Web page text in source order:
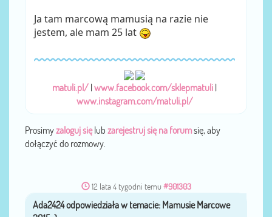
Ja tam marcową mamusią na razie nie
jestem, ale mam 25 lat
matuli.pl/ |www.facebook.com/sklepmatuli |
www.instagram.com/matuli.pl/
Prosimyzaloguj sięlub zarejestruj się na forumsię, aby
dołączyć do rozmowy.
12 lata 4 tygodni temu #901303
przezAda2424